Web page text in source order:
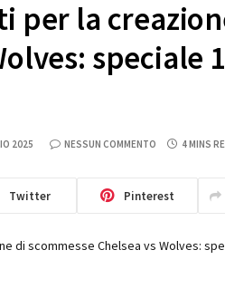
per la
speciale
2025 NESSUN COMMENTO 4 MINS
Twitter Pinterest